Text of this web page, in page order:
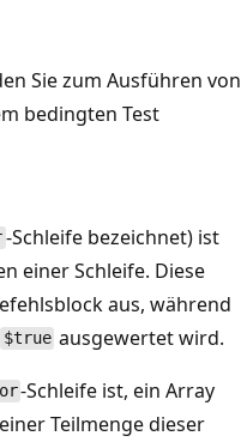
Sie zum Ausführen von
bedingten Test
-Schleife bezeichnet) ist
einer Schleife. Diese
aus, während
$true ausgewertet wird.
-Schleife ist, ein Array
Teilmenge dieser